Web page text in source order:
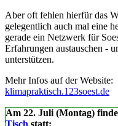
Aber oft fehlen hierfür das
gelegentlich auch mal eine
gerade ein Netzwerk für
Erfahrungen austauschen -
unterstützen.
Mehr Infos auf der Website:
klimapraktisch.123soest.de
Am 22. Juli (Montag)
Tisch statt: